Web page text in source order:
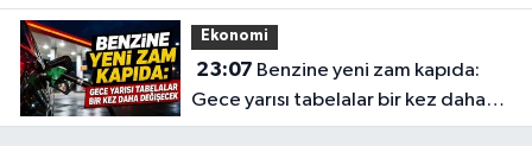
belli oldu
Ekonomi
23:07
Gece yarısı tabelalar bir kez daha
değişecek